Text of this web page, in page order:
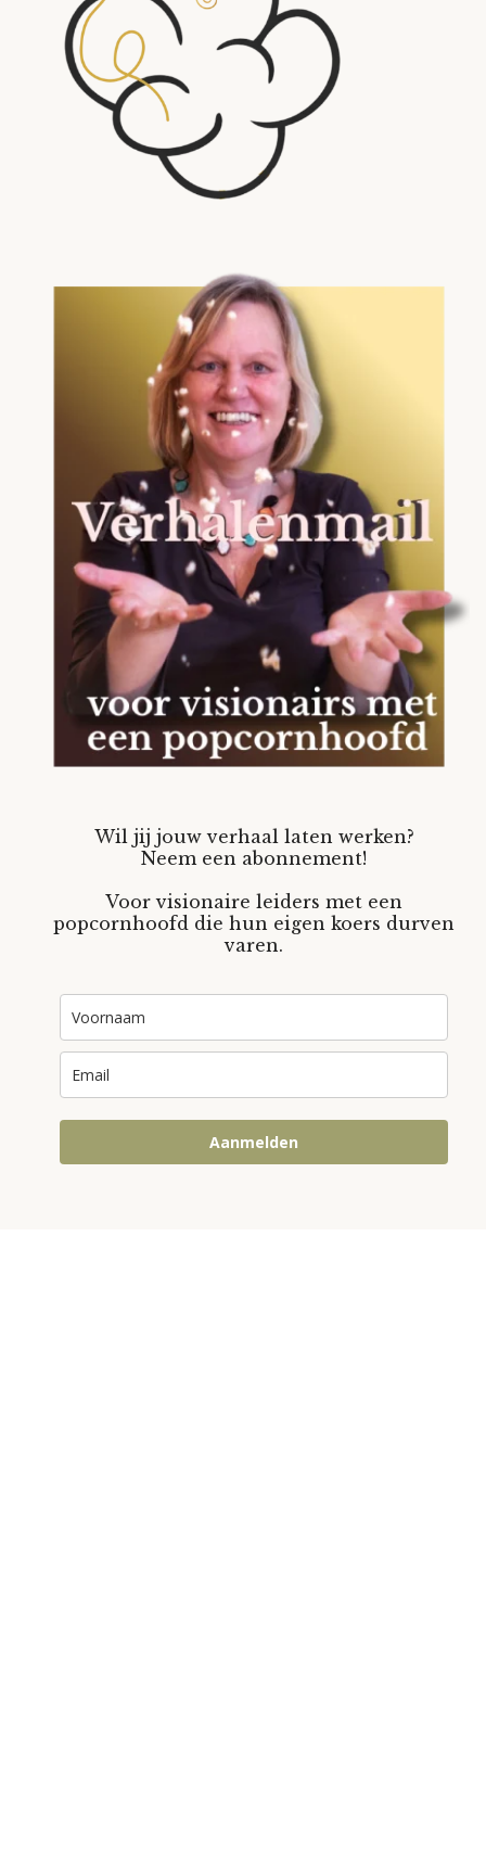
Wil jij jouw verhaal laten werken?
Neem een abonnement!
Voor visionaire leiders met een
popcornhoofd die hun eigen koers durven
varen.
Aanmelden